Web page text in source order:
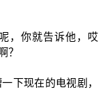
，你就告诉他，哎
？
下现在的电视剧，